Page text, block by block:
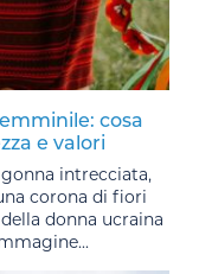
cosa
e valori
intrecciata,
corona di fiori
donna ucraina